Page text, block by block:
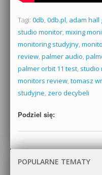
Tagi: 0db, 0db.pl, adam hall
studio monitor, mixing
monitoring studyjny,
review, palmer audio,
palmer orbit 11 test, studio
monitors review, tomasz
studyjne, zero decybeli
Podziel się:
POPULARNE TEMATY